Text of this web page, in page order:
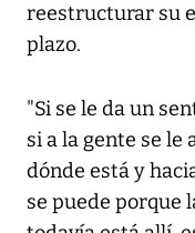
reestructurar su
plazo.
"Si se le da un
si a la gente se le
dónde está y
se puede porque